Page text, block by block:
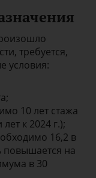
требуется,
условия:
10 лет стажа
к 2024 г.);
16,2 в
повышается на
в 30